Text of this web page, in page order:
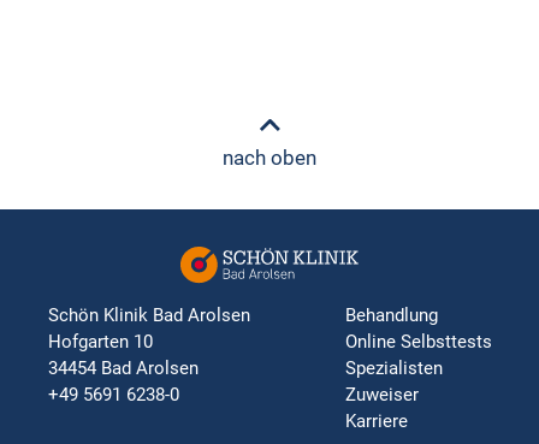
nach oben
Schön Klinik Bad Arolsen
Hofgarten 10
34454 Bad Arolsen
+49 5691 6238-0
Behandlung
Online Selbsttests
Spezialisten
Zuweiser
Karriere